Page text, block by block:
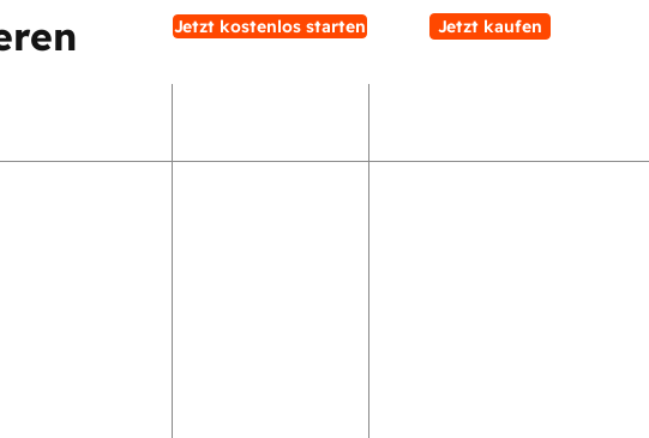
Jetzt kostenlos starten Jetzt kaufen